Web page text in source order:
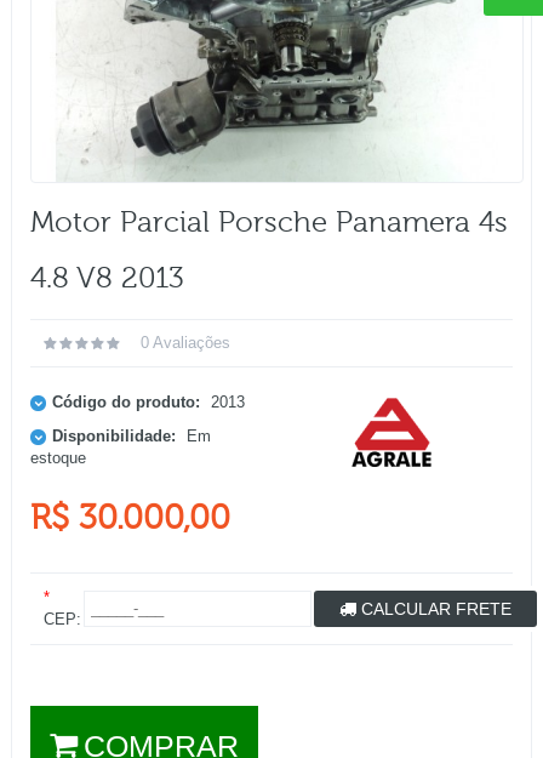
Motor Parcial Porsche Panamera 4s
4.8 V8 2013
0 Avaliações
Código do produto:
2013
Disponibilidade:
Em
estoque
R$ 30.000,00
*
CEP:
CALCULAR FRETE
COMPRAR